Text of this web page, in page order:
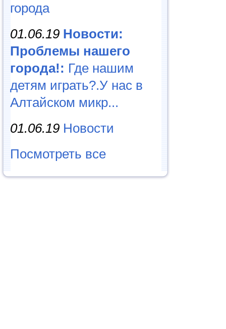
города
01.06.19 Новости:
Проблемы нашего
города!: Где нашим
детям играть?.У нас в
Алтайском микр...
01.06.19 Новости
Посмотреть все